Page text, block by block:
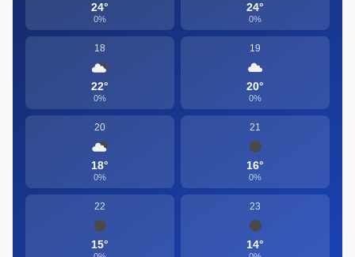
24°
0%
24°
0%
18
22°
0%
19
20°
0%
20
18°
0%
21
16°
0%
22
15°
23
14°